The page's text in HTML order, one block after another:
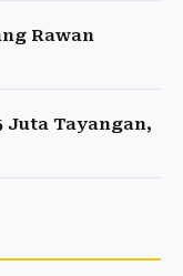
Rawan
Juta Tayangan,